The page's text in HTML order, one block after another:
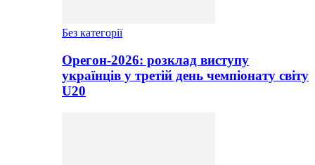
Без категорії
Орегон-2026: розклад виступу
українців у третій день чемпіонату світу
U20